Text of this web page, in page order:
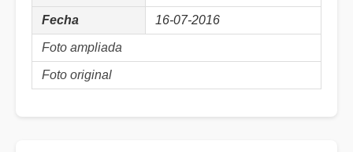
Fecha 16-07-2016
Foto ampliada
Foto original